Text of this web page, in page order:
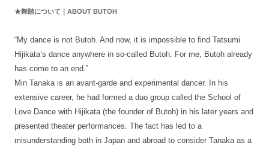
★舞踏について｜ABOUT BUTOH
“My dance is not Butoh. And now, it is impossible to find Tatsumi
Hijikata’s dance anywhere in so-called Butoh. For me, Butoh already
has come to an end.”
Min Tanaka is an avant-garde and experimental dancer. In his
extensive career, he had formed a duo group called the School of
Love Dance with Hijikata (the founder of Butoh) in his later years and
presented theater performances. The fact has led to a
misunderstanding both in Japan and abroad to consider Tanaka as a